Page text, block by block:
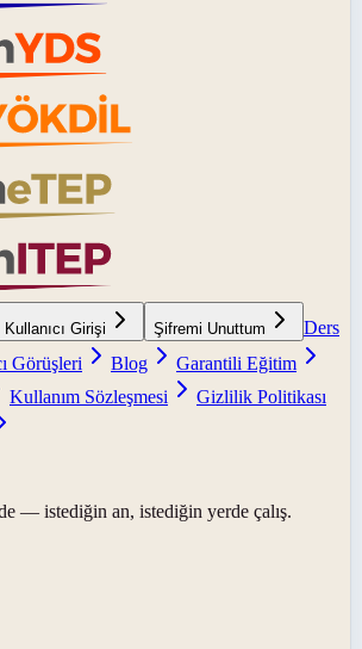
Kullanıcı Girişi Şifremi Unuttum
Ders
Görüşleri Blog
Garantili Eğitim
Kullanım Sözleşmesi
Gizlilik Politikası
— istediğin an, istediğin yerde çalış.